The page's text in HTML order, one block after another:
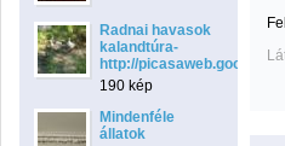
Radnai havasok
kalandtúra-
http://
190 kép
Mindenféle
állatok